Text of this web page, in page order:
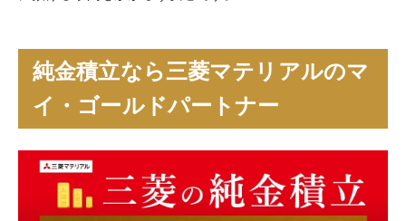
純金積立なら三菱マテリアルのマ
イ・ゴールドパートナー